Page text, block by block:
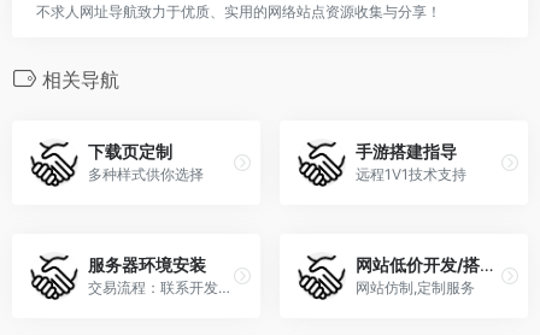
不求人网址导航致力于优质、实用的网络站点资源收集与分享！
相关导航
下载页定制
多种样式供你选择
手游搭建指导
远程1V1技术支持
服务器环境安装
交易流程：联系开发者→确认下单→开发者发货→交易完成
网站低价开发/搭建/仿制/二开
网站仿制,定制服务